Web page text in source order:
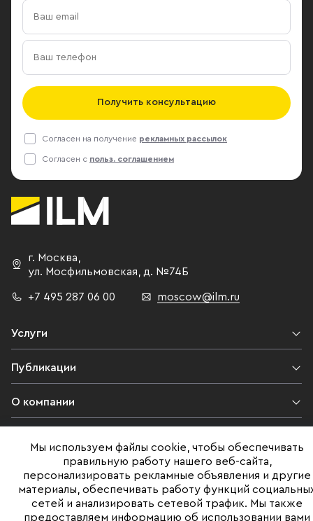
Получить консультацию
Согласен на получение рекламных рассылок
Согласен с польз. соглашением
г. Москва
ул. Мосфильмовская,
д. №74Б
+7 495 287 06 00 moscow@ilm.ru
Услуги
Публикации
О компании
Юридическая информация
Мы используем файлы cookie, чтобы обеспечивать
правильную работу нашего веб-сайта,
персонализировать рекламные объявления и другие
материалы, обеспечивать работу функций
сетей и анализировать сетевой трафик. Мы также
предоставляем информацию об использовании вами